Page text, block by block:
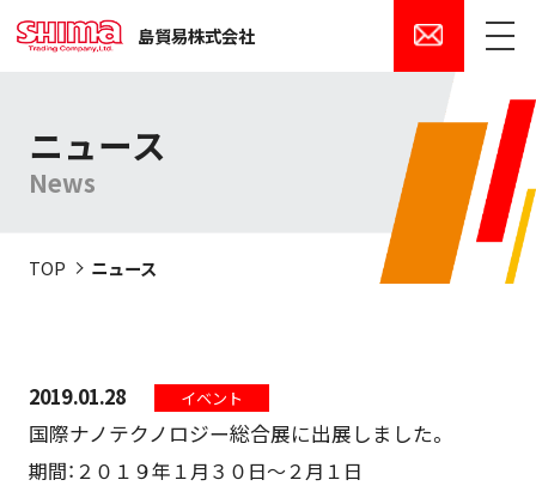
島貿易株式会社
ニュース
News
TOP ニュース
2019.01.28 イベント
国際ナノテクノロジー総合展に出展しました。
期間：２０１９年１月３０日～２月１日